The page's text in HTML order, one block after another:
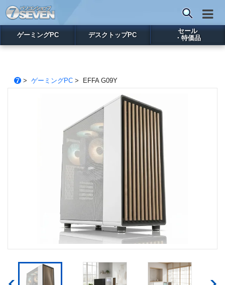
ゲーミングPC デスクトップPC
セール
・特価品
> ゲーミングPC> EFFA G09Y